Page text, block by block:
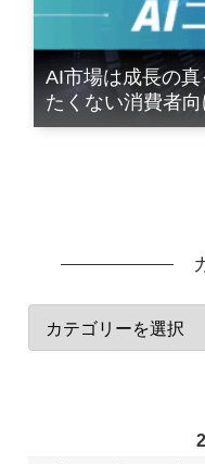
AI市場は成長の
たくない消費者